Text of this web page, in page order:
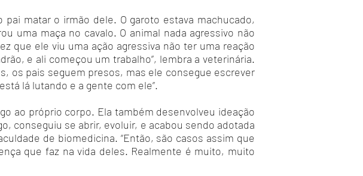
matar o irmão dele. O garoto estava machucado,
uma maça no cavalo. O animal nada agressivo não
que ele viu uma ação agressiva não ter uma reação
e ali começou um trabalho”, lembra a veterinária.
os pais seguem presos, mas ele consegue escrever
lá lutando e a gente com ele”.
ao próprio corpo. Ela também desenvolveu ideação
conseguiu se abrir, evoluir, e acabou sendo adotada
de biomedicina. “Então, são casos assim que
que faz na vida deles. Realmente é muito, muito